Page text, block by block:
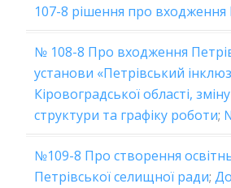
107-8 рішення про
№ 108-8 Про входження
установи «Петрівський
Кіровоградської області,
структури та графіку роботи;
№109-8 Про створення
Петрівської селищної ради;